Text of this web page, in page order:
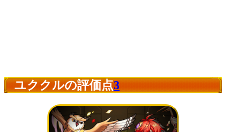
ユククルの評価点3